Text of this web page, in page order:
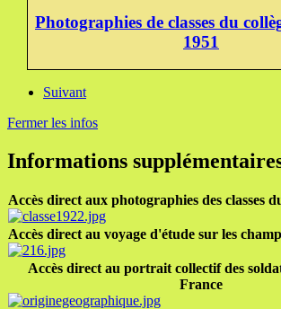
Photographies de classes du
1951
Suivant
Fermer les infos
Informations
Accès direct aux photographies des classes
Accès direct au voyage d'étude sur les
Accès direct au portrait collectif des
France